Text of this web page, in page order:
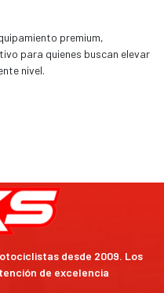
premium,
para quienes buscan elevar
nivel.
desde 2009. Los
de excelencia